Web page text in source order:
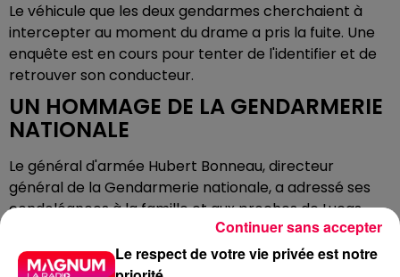
Le véhicule que les deux gendarmes cherchaient à
intercepter au moment du drame a pris la fuite. Une
enquête est en cours pour tenter de l'identifier et de
retrouver son conducteur.
UN HOMMAGE DE LA GENDARMERIE
NATIONALE
Le général d'armée Hubert Bonneau, directeur
général de la Gendarmerie nationale, a adressé ses
condoléances à la famille et aux proches de Lucas
Voignier, ainsi qu'à l'ensemble de ses camarades.
L'institution tout entière s'associe à ce deuil.
Le respect de votre vie privée est notre
Continuer sans accepter